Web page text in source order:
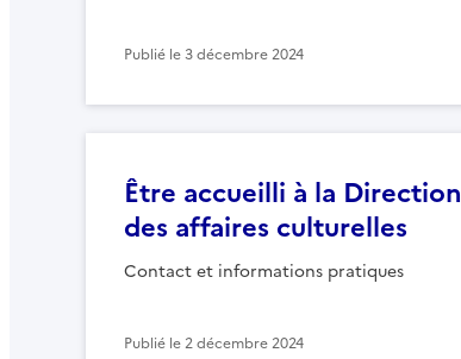
Publié le3 décembre 2024
Être accueilli à la Direction
des affaires culturelles
Contact et informations pratiques
Publié le2 décembre 2024